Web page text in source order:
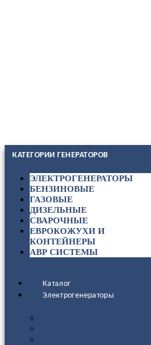
КАТЕГОРИИ ГЕНЕРАТОРОВ
ЭЛЕКТРОГЕНЕРАТОРЫ
БЕНЗИНОВЫЕ
ГАЗОВЫЕ
ДИЗЕЛЬНЫЕ
СВАРОЧНЫЕ
ЕВРОКОЖУХИ И
КОНТЕЙНЕРЫ
АВР СИСТЕМЫ
Каталог
Электрогенераторы